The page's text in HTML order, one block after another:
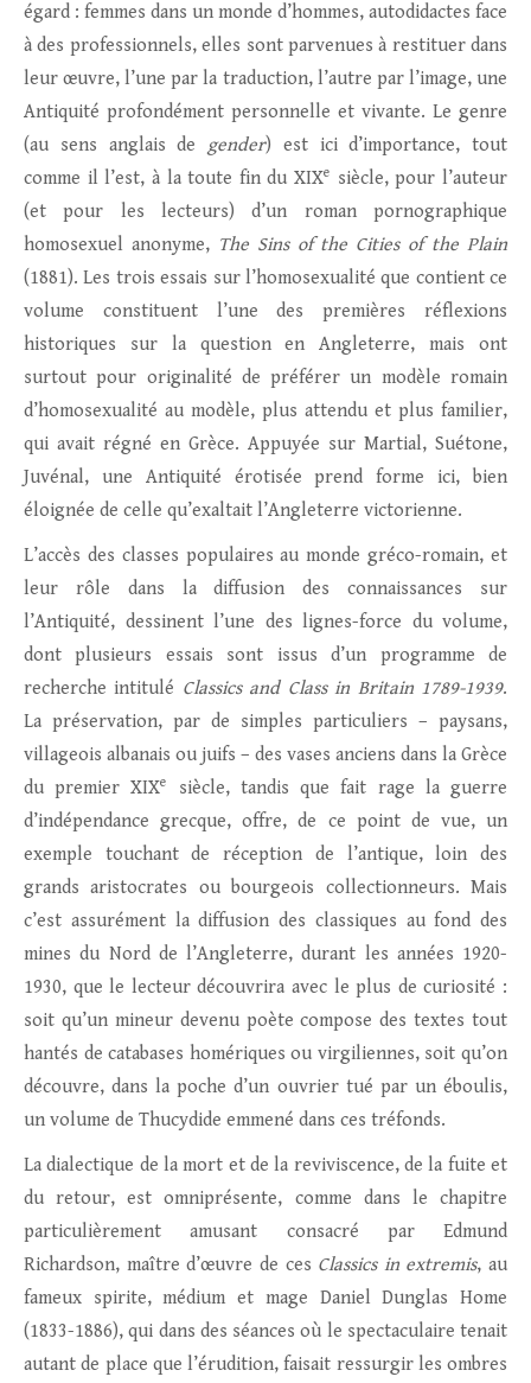
égard : femmes dans un monde d’hommes, autodidactes face
à des professionnels, elles sont parvenues à restituer dans
leur œuvre, l’une par la traduction, l’autre par l’image, une
Antiquité profondément personnelle et vivante. Le genre
(au sens anglais de gender) est ici d’importance, tout
comme il l’est, à la toute fin du XIXe
siècle, pour l’auteur
(et pour les lecteurs) d’un roman pornographique
homosexuel anonyme, The Sins of the Cities of the Plain
(1881). Les trois essais sur l’homosexualité que contient ce
volume constituent l’une des premières réflexions
historiques sur la question en Angleterre, mais ont
surtout pour originalité de préférer un modèle romain
d’homosexualité au modèle, plus attendu et plus familier,
qui avait régné en Grèce. Appuyée sur Martial, Suétone,
Juvénal, une Antiquité érotisée prend forme ici, bien
éloignée de celle qu’exaltait l’Angleterre victorienne.
L’accès des classes populaires au monde gréco-romain, et
leur rôle dans la diffusion des connaissances sur
l’Antiquité, dessinent l’une des lignes-force du volume,
dont plusieurs essais sont issus d’un programme de
recherche intitulé Classics and Class in Britain 1789-1939.
La préservation, par de simples particuliers – paysans,
villageois albanais ou juifs – des vases anciens dans la Grèce
du premier XIXe
siècle, tandis que fait rage la guerre
d’indépendance grecque, offre, de ce point de vue, un
exemple touchant de réception de l’antique, loin des
grands aristocrates ou bourgeois collectionneurs. Mais
c’est assurément la diffusion des classiques au fond des
mines du Nord de l’Angleterre, durant les années 1920-
1930, que le lecteur découvrira avec le plus de curiosité :
soit qu’un mineur devenu poète compose des textes tout
hantés de catabases homériques ou virgiliennes, soit qu’on
découvre, dans la poche d’un ouvrier tué par un éboulis,
un volume de Thucydide emmené dans ces tréfonds.
La dialectique de la mort et de la reviviscence, de la fuite et
du retour, est omniprésente, comme dans le chapitre
particulièrement amusant consacré par Edmund
Richardson, maître d’œuvre de ces Classics in extremis, au
fameux spirite, médium et mage Daniel Dunglas Home
(1833-1886), qui dans des séances où le spectaculaire tenait
autant de place que l’érudition, faisait ressurgir les ombres